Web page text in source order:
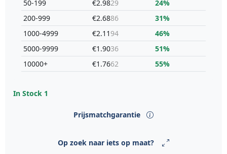
50-199
200-999
1000-4999
5000-9999
10000+
€2.9829
€2.6886
€2.1194
€1.9036
€1.7662
24%
31%
46%
51%
55%
In Stock 1
Prijsmatchgarantie
Op zoek naar iets op maat?